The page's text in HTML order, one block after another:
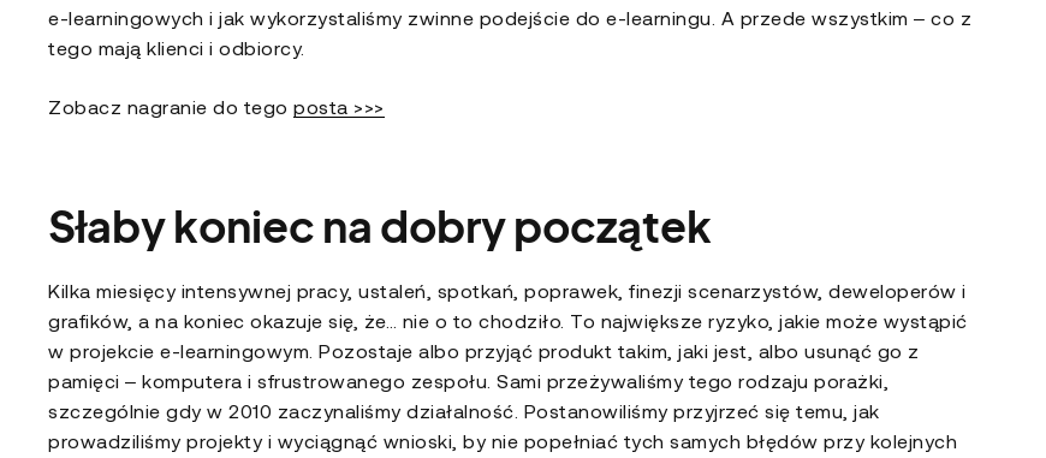
e-learningowych i jak wykorzystaliśmy zwinne podejście do e-learningu. A przede wszystkim – co z
tego mają klienci i odbiorcy.
Zobacz nagranie do tegoposta >>>
Słaby koniec na dobry początek
Kilka miesięcy intensywnej pracy, ustaleń, spotkań, poprawek, finezji scenarzystów, deweloperów i
grafików, a na koniec okazuje się, że… nie o to chodziło. To największe ryzyko, jakie może wystąpić
w projekcie e-learningowym. Pozostaje albo przyjąć produkt takim, jaki jest, albo usunąć go z
pamięci – komputera i sfrustrowanego zespołu. Sami przeżywaliśmy tego rodzaju porażki,
szczególnie gdy w 2010 zaczynaliśmy działalność. Postanowiliśmy przyjrzeć się temu, jak
prowadziliśmy projekty i wyciągnąć wnioski, by nie popełniać tych samych błędów przy kolejnych